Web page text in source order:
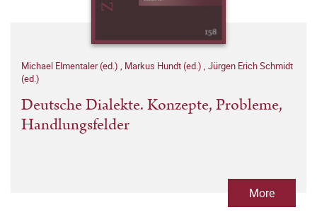
Michael Elmentaler (ed.) , Markus Hundt (ed.) , Jürgen Erich Schmidt
(ed.)
Deutsche Dialekte. Konzepte, Probleme,
Handlungsfelder
More